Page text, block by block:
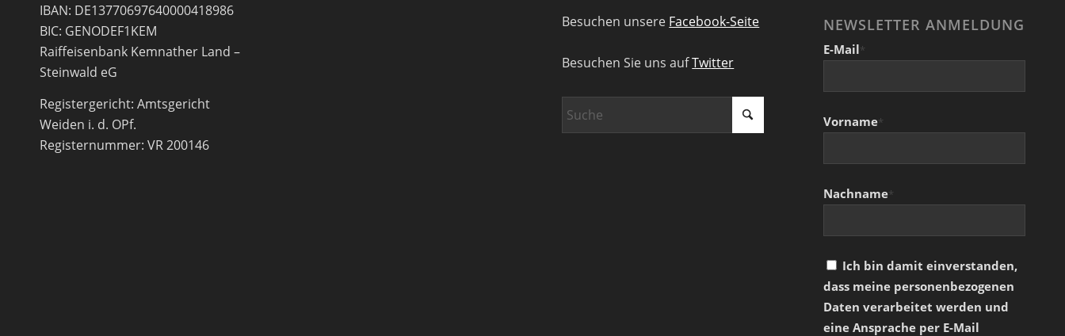
IBAN: DE13770697640000418986
BIC: GENODEF1KEM
Raiffeisenbank Kemnather Land –
Steinwald eG
Registergericht: Amtsgericht
Weiden i. d. OPf.
Registernummer: VR 200146
Besuchen unsere Facebook-Seite
Besuchen Sie uns aufTwitter
NEWSLETTER ANMELDUNG
E-Mail*
Vorname*
Nachname*
Ich bin damit einverstanden,
dass meine personenbezogenen
Daten verarbeitet werden und
eine Ansprache per E-Mail